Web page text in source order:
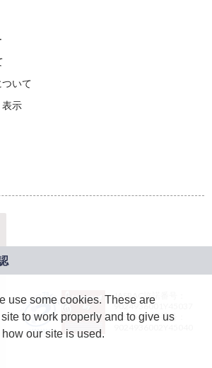
いて
示
JASRAC許諾番号：
9024936001Y45037
JASRAC許諾番号：
use some cookies. These are
to work properly and to give us
our site is used.